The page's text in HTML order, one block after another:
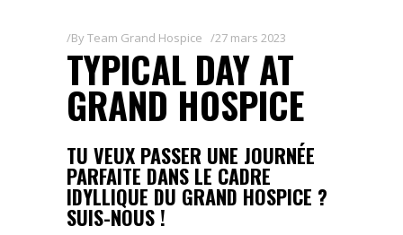
ByTeam Grand Hospice 27 mars 2023
TYPICAL DAY AT
GRAND HOSPICE
TU VEUX PASSER UNE JOURNÉE
PARFAITE DANS LE CADRE
IDYLLIQUE DU GRAND HOSPICE ?
SUIS-NOUS !